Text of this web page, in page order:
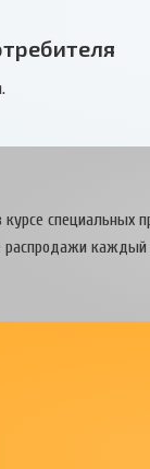
курсе специальных
распродажи каждый